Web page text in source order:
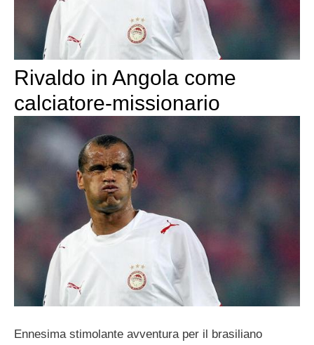
Rivaldo in Angola come
calciatore-missionario
Ennesima stimolante avventura per il brasiliano